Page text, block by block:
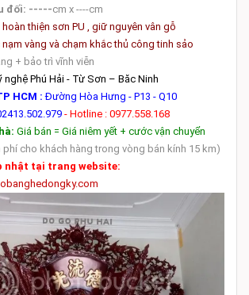
đối: -----cm x ----cm
thiện sơn PU , giữ nguyên vân gỗ
vàng và chạm khắc thủ công tinh sảo
+ bảo trì vĩnh viễn
nghệ Phú Hải - Từ Sơn – Băc Ninh
HCM : Đường Hòa Hưng - P13 - Q10
- Hotline : 0977.558.168
Giá bán = Giá niêm yết + cước vận chuyển
phí cho khách hàng trong vòng bán kính 15 km)
nhật tại trang website: